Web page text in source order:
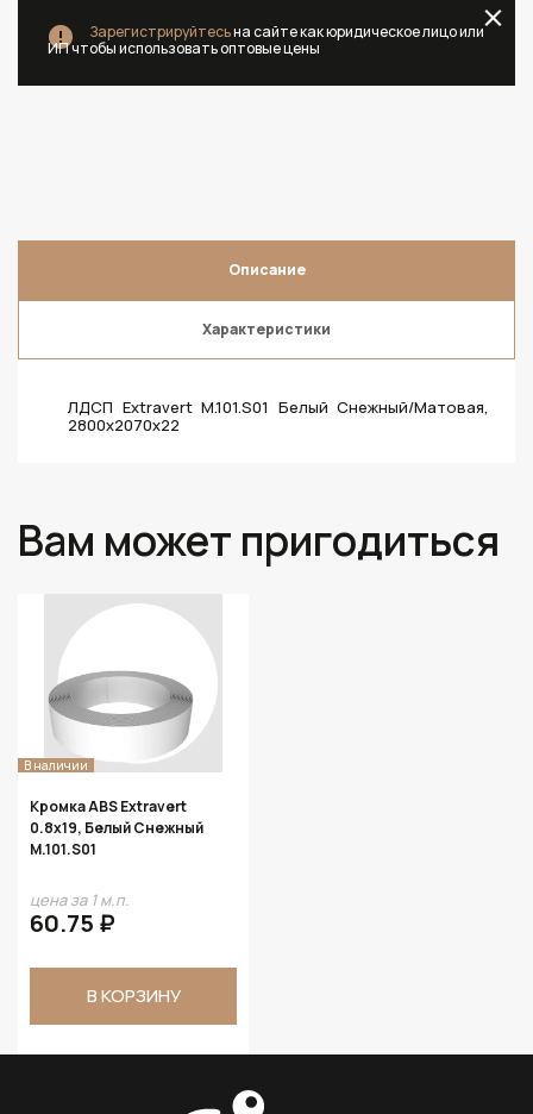
Зарегистрируйтесьна сайте как юридическое лицо или
ИП чтобы использовать оптовые цены
Описание
Характеристики
ЛДСП Extravert M.101.S01 Белый Снежный/Матовая,
2800х2070х22
Вам может пригодиться
В наличии
Кромка ABS Extravert
0.8х19, Белый Снежный
M.101.S01
цена за 1 м.п.
60.75 ₽
В КОРЗИНУ